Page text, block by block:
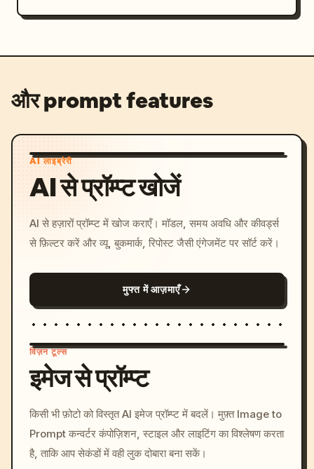
और prompt features
AI लाइब्रेरी
AI से प्रॉम्प्ट खोजें
AI से हज़ारों प्रॉम्प्ट में खोज कराएँ। मॉडल, समय अवधि और कीवर्ड्स
से फ़िल्टर करें और व्यू, बुकमार्क, रिपोस्ट जैसी एंगेजमेंट पर सॉर्ट करें।
मुफ्त में आज़माएँ
c, cyberpunk sunset, neon
colors, 8k --v 6.0
विज़न टूल्स
इमेज से प्रॉम्प्ट
किसी भी फ़ोटो को विस्तृत AI इमेज प्रॉम्प्ट में बदलें। मुफ़्त Image to
Prompt कन्वर्टर कंपोज़िशन, स्टाइल और लाइटिंग का विश्लेषण करता
है, ताकि आप सेकंडों में वही लुक दोबारा बना सकें।